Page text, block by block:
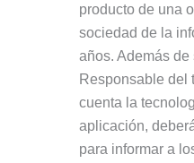
producto de una
sociedad de la
años. Además de
Responsable del
cuenta la
aplicación,
para informar a